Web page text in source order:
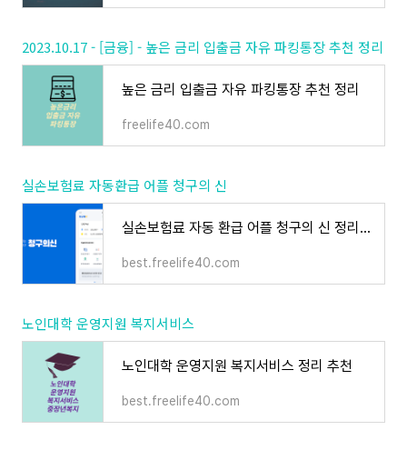
2023.10.17 - [금융] - 높은 금리 입출금 자유 파킹통장 추천 정리
높은 금리 입출금 자유 파킹통장 추천 정리
freelife40.com
실손보험료 자동환급 어플 청구의 신
실손보험료 자동 환급 어플 청구의 신 정리 추천
best.freelife40.com
노인대학 운영지원 복지서비스
노인대학 운영지원 복지서비스 정리 추천
best.freelife40.com